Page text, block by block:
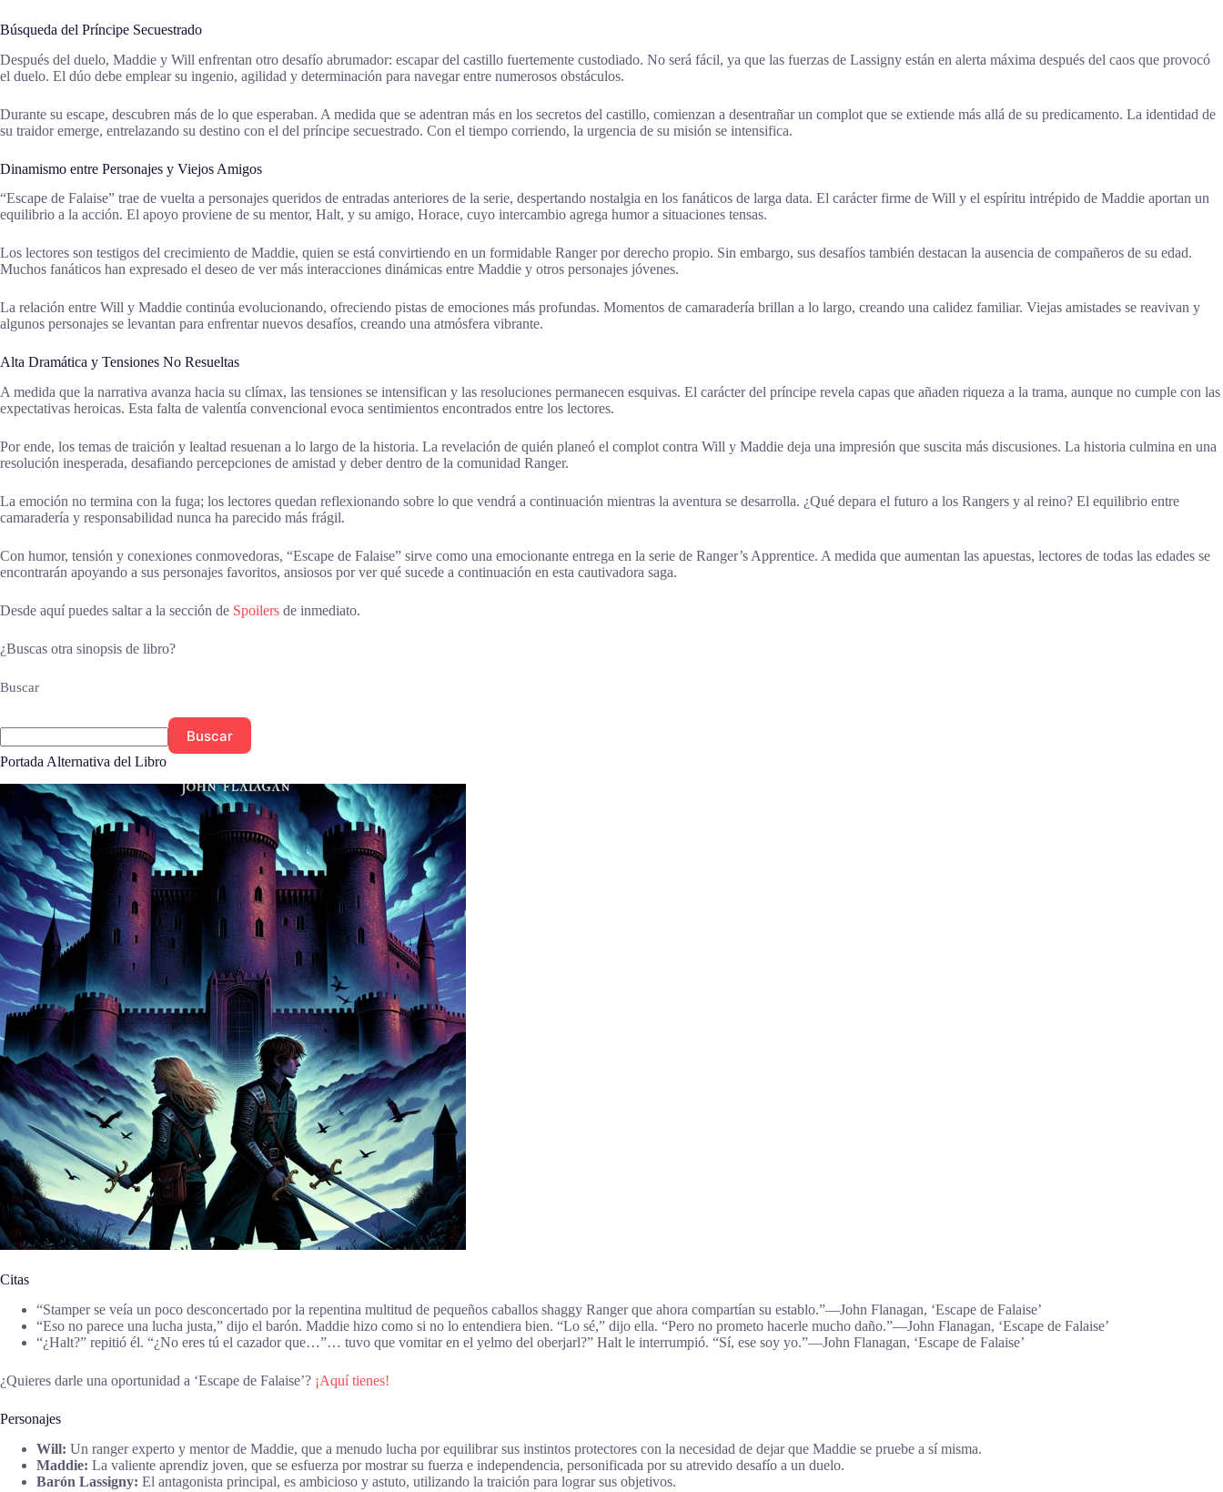
Búsqueda del Príncipe Secuestrado
Después del duelo, Maddie y Will enfrentan otro desafío abrumador: escapar del castillo fuertemente custodiado. No será fácil, ya que las fuerzas de Lassigny están en alerta máxima después del caos que provocó
el duelo. El dúo debe emplear su ingenio, agilidad y determinación para navegar entre numerosos obstáculos.
Durante su escape, descubren más de lo que esperaban. A medida que se adentran más en los secretos del castillo, comienzan a desentrañar un complot que se extiende más allá de su predicamento. La identidad de
su traidor emerge, entrelazando su destino con el del príncipe secuestrado. Con el tiempo corriendo, la urgencia de su misión se intensifica.
Dinamismo entre Personajes y Viejos Amigos
“Escape de Falaise” trae de vuelta a personajes queridos de entradas anteriores de la serie, despertando nostalgia en los fanáticos de larga data. El carácter firme de Will y el espíritu intrépido de Maddie aportan un
equilibrio a la acción. El apoyo proviene de su mentor, Halt, y su amigo, Horace, cuyo intercambio agrega humor a situaciones tensas.
Los lectores son testigos del crecimiento de Maddie, quien se está convirtiendo en un formidable Ranger por derecho propio. Sin embargo, sus desafíos también destacan la ausencia de compañeros de su edad.
Muchos fanáticos han expresado el deseo de ver más interacciones dinámicas entre Maddie y otros personajes jóvenes.
La relación entre Will y Maddie continúa evolucionando, ofreciendo pistas de emociones más profundas. Momentos de camaradería brillan a lo largo, creando una calidez familiar. Viejas amistades se reavivan y
algunos personajes se levantan para enfrentar nuevos desafíos, creando una atmósfera vibrante.
Alta Dramática y Tensiones No Resueltas
A medida que la narrativa avanza hacia su clímax, las tensiones se intensifican y las resoluciones permanecen esquivas. El carácter del príncipe revela capas que añaden riqueza a la trama, aunque no cumple con las
expectativas heroicas. Esta falta de valentía convencional evoca sentimientos encontrados entre los lectores.
Por ende, los temas de traición y lealtad resuenan a lo largo de la historia. La revelación de quién planeó el complot contra Will y Maddie deja una impresión que suscita más discusiones. La historia culmina en una
resolución inesperada, desafiando percepciones de amistad y deber dentro de la comunidad Ranger.
La emoción no termina con la fuga; los lectores quedan reflexionando sobre lo que vendrá a continuación mientras la aventura se desarrolla. ¿Qué depara el futuro a los Rangers y al reino? El equilibrio entre
camaradería y responsabilidad nunca ha parecido más frágil.
Con humor, tensión y conexiones conmovedoras, “Escape de Falaise” sirve como una emocionante entrega en la serie de Ranger’s Apprentice. A medida que aumentan las apuestas, lectores de todas las edades se
encontrarán apoyando a sus personajes favoritos, ansiosos por ver qué sucede a continuación en esta cautivadora saga.
Desde aquí puedes saltar a la sección de Spoilers de inmediato.
¿Buscas otra sinopsis de libro?
Buscar
Buscar
Portada Alternativa del Libro
Citas
“Stamper se veía un poco desconcertado por la repentina multitud de pequeños caballos shaggy Ranger que ahora compartían su establo.”―John Flanagan, ‘Escape de Falaise’
“Eso no parece una lucha justa,” dijo el barón. Maddie hizo como si no lo entendiera bien. “Lo sé,” dijo ella. “Pero no prometo hacerle mucho daño.”―John Flanagan, ‘Escape de Falaise’
“¿Halt?” repitió él. “¿No eres tú el cazador que…”… tuvo que vomitar en el yelmo del oberjarl?” Halt le interrumpió. “Sí, ese soy yo.”―John Flanagan, ‘Escape de Falaise’
¿Quieres darle una oportunidad a ‘Escape de Falaise’? ¡Aquí tienes!
Personajes
Will: Un ranger experto y mentor de Maddie, que a menudo lucha por equilibrar sus instintos protectores con la necesidad de dejar que Maddie se pruebe a sí misma.
Maddie: La valiente aprendiz joven, que se esfuerza por mostrar su fuerza e independencia, personificada por su atrevido desafío a un duelo.
Barón Lassigny: El antagonista principal, es ambicioso y astuto, utilizando la traición para lograr sus objetivos.